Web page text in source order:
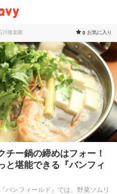
川後楽園 0 お気に入り
チー鍋の締めはフォー！
と堪能できる『バンフィ
バンフィールド』では、野菜ソムリ